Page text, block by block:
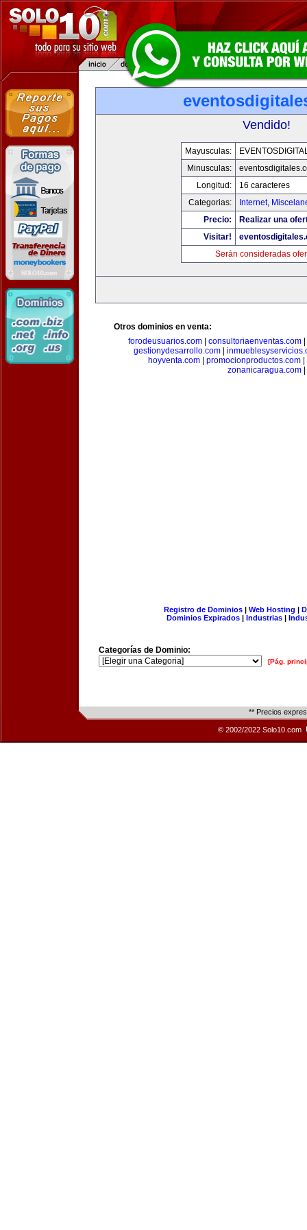
Vendido!
Mayusculas:
Minusculas:
Longitud:
16 caracteres
Categorias:
Internet,
Precio:
Realizar una
Visitar!
Serán consideradas
Otros dominios en venta:
forodeusuarios.com
consultoriaenventas.com
gestionydesarrollo.com
hoyventa.com| promocionproductos.com|
zonanicaragua.com
Registro de Dominios| Web Hosting |
Dominios Expirados | Industrias |
Categorías de Dominio:
[Pág.
** Precios
© 2002/2022 Solo10.com